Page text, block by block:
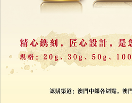
橫琴單牌車北上爭取年内落實
採預約制